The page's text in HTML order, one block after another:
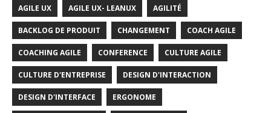
AGILE UX AGILE UX- LEANUX AGILITÉ
BACKLOG DE PRODUIT CHANGEMENT COACH AGILE
COACHING AGILE CONFERENCE CULTURE AGILE
CULTURE D'ENTREPRISE DESIGN D'INTERACTION
DESIGN D'INTERFACE ERGONOME